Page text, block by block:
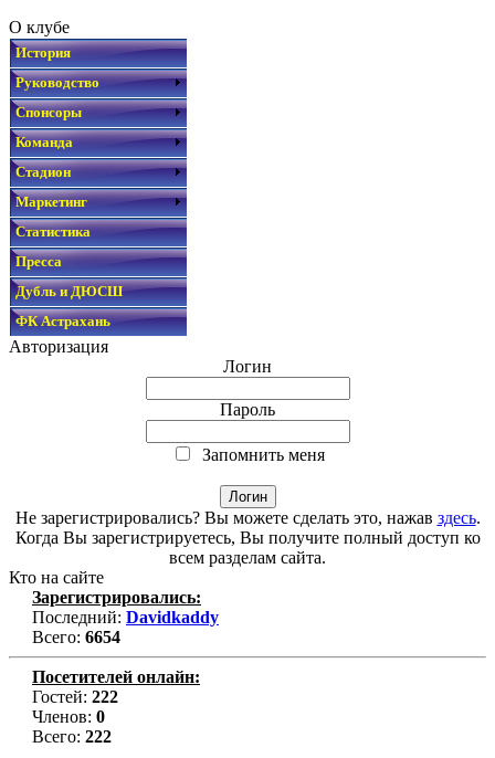
О клубе
История
Руководство
Спонсоры
Команда
Стадион
Маркетинг
Статистика
Пресса
Дубль и ДЮСШ
ФК Астрахань
Авторизация
Логин
Пароль
Запомнить меня
Не зарегистрировались? Вы можете сделать это, нажав здесь.
Когда Вы зарегистрируетесь, Вы получите полный доступ ко
всем разделам сайта.
Кто на сайте
Зарегистрировались:
Последний: Davidkaddy
Всего: 6654
Посетителей онлайн:
Гостей: 222
Членов: 0
Всего: 222